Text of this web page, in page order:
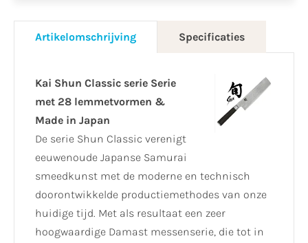
Artikelomschrijving Specificaties
Kai Shun Classic serie Serie
met 28 lemmetvormen &
Made in Japan
De serie Shun Classic verenigt
eeuwenoude Japanse Samurai
smeedkunst met de moderne en technisch
doorontwikkelde productiemethodes van onze
huidige tijd. Met als resultaat een zeer
hoogwaardige Damast messenserie, die tot in